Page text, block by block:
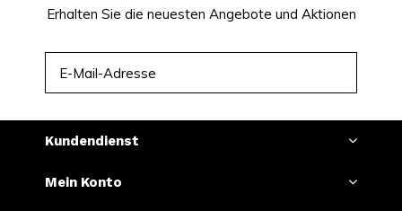
Erhalten Sie die neuesten Angebote und Aktionen
Kundendienst
Mein Konto